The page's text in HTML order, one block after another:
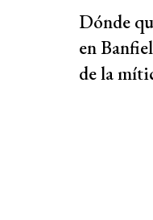
Dónde
en
de la